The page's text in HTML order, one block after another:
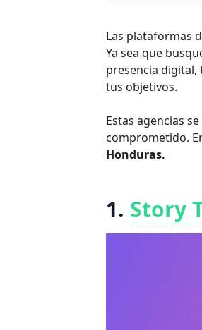
Las plataformas
Ya sea que
presencia
tus objetivos.
Estas agencias
comprometido.
Honduras.
1. Story